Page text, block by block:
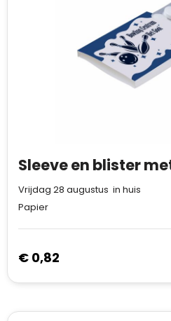
Fresh 'n Rebel
GolfOriginals
Mepal
Moleskine
MyKit
Ocean Bottle
Vrijdag 28 augustus in huis
Papier
€ 0,82